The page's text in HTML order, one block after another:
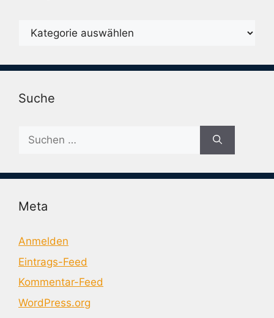
Karegorien
Suche
Suche
nach:
Meta
Anmelden
Eintrags-Feed
Kommentar-Feed
WordPress.org